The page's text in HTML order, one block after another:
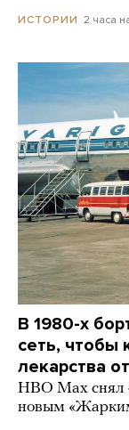
ИСТОРИИ 2 часа
В 1980-х
сеть, чтобы
лекарства
HBO Max снял
новым